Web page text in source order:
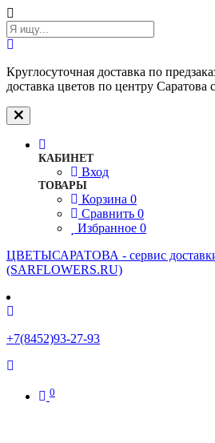
Круглосуточная доставка по
доставка цветов по центру Саратова
КАБИНЕТ
Вход
ТОВАРЫ
Корзина 0
Сравнить 0
Избранное 0
ЦВЕТЫСАРАТОВА - cервис доставки
(SARFLOWERS.RU)
+7(8452)93-27-93
0